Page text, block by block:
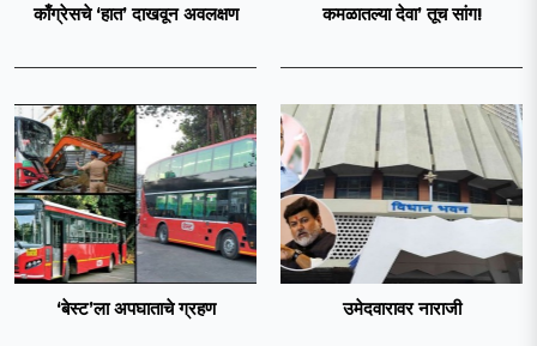
काँग्रेसचे ‘हात’ दाखवून अवलक्षण कमळातल्या देवा’ तूच सांग!
‘बेस्ट’ला अपघाताचे ग्रहण उमेदवारावर नाराजी